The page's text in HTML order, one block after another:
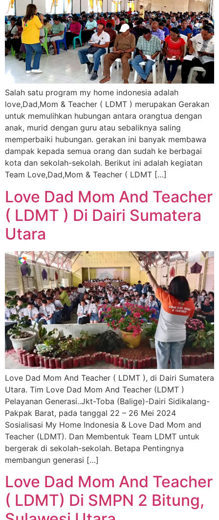
Salah satu program my home indonesia adalah
love,Dad,Mom & Teacher ( LDMT ) merupakan Gerakan
untuk memulihkan hubungan antara orangtua dengan
anak, murid dengan guru atau sebaliknya saling
memperbaiki hubungan. gerakan ini banyak membawa
dampak kepada semua orang dan sudah ke berbagai
kota dan sekolah-sekolah. Berikut ini adalah kegiatan
Team Love,Dad,Mom & Teacher ( LDMT […]
Love Dad Mom And Teacher
( LDMT ) Di Dairi Sumatera
Utara
Love Dad Mom And Teacher ( LDMT ), di Dairi Sumatera
Utara. Tim Love Dad Mom And Teacher (LDMT )
Pelayanan Generasi..Jkt-Toba (Balige)-Dairi Sidikalang-
Pakpak Barat, pada tanggal 22 – 26 Mei 2024
Sosialisasi My Home Indonesia & Love Dad Mom and
Teacher (LDMT). Dan Membentuk Team LDMT untuk
bergerak di sekolah-sekolah. Betapa Pentingnya
membangun generasi […]
Love Dad Mom And Teacher
( LDMT) Di SMPN 2 Bitung,